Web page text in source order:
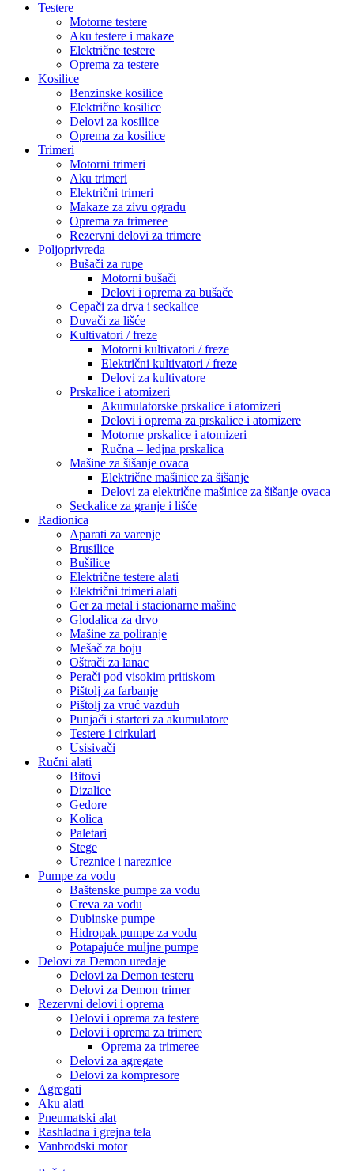
Testere
Motorne testere
Aku testere i makaze
Električne testere
Oprema za testere
Kosilice
Benzinske kosilice
Električne kosilice
Delovi za kosilice
Oprema za kosilice
Trimeri
Motorni trimeri
Aku trimeri
Električni trimeri
Makaze za zivu ogradu
Oprema za trimeree
Rezervni delovi za trimere
Poljoprivreda
Bušači za rupe
Motorni bušači
Delovi i oprema za bušače
Cepači za drva i seckalice
Duvači za lišće
Kultivatori / freze
Motorni kultivatori / freze
Električni kultivatori / freze
Delovi za kultivatore
Prskalice i atomizeri
Akumulatorske prskalice i atomizeri
Delovi i oprema za prskalice i atomizere
Motorne prskalice i atomizeri
Ručna – ledjna prskalica
Mašine za šišanje ovaca
Električne mašinice za šišanje
Delovi za električne mašinice za šišanje ovaca
Seckalice za granje i lišće
Radionica
Aparati za varenje
Brusilice
Bušilice
Električne testere alati
Električni trimeri alati
Ger za metal i stacionarne mašine
Glodalica za drvo
Mašine za poliranje
Mešač za boju
Oštrači za lanac
Perači pod visokim pritiskom
Pištolj za farbanje
Pištolj za vruć vazduh
Punjači i starteri za akumulatore
Testere i cirkulari
Usisivači
Ručni alati
Bitovi
Dizalice
Gedore
Kolica
Paletari
Stege
Ureznice i nareznice
Pumpe za vodu
Baštenske pumpe za vodu
Creva za vodu
Dubinske pumpe
Hidropak pumpe za vodu
Potapajuće muljne pumpe
Delovi za Demon uređaje
Delovi za Demon testeru
Delovi za Demon trimer
Rezervni delovi i oprema
Delovi i oprema za testere
Delovi i oprema za trimere
Oprema za trimeree
Delovi za agregate
Delovi za kompresore
Agregati
Aku alati
Pneumatski alat
Rashladna i grejna tela
Vanbrodski motor